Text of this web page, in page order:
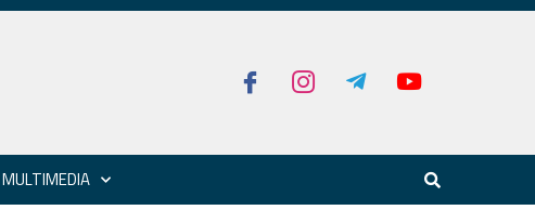
MULTIMEDIA